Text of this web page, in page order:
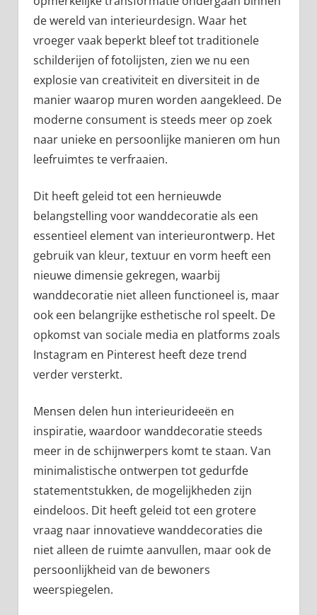
de wereld van interieurdesign. Waar het
vroeger vaak beperkt bleef tot traditionele
schilderijen of fotolijsten, zien we nu een
explosie van creativiteit en diversiteit in de
manier waarop muren worden aangekleed. De
moderne consument is steeds meer op zoek
naar unieke en persoonlijke manieren om hun
leefruimtes te verfraaien.
Dit heeft geleid tot een hernieuwde
belangstelling voor wanddecoratie als een
essentieel element van interieurontwerp. Het
gebruik van kleur, textuur en vorm heeft een
nieuwe dimensie gekregen, waarbij
wanddecoratie niet alleen functioneel is, maar
ook een belangrijke esthetische rol speelt. De
opkomst van sociale media en platforms zoals
Instagram en Pinterest heeft deze trend
verder versterkt.
Mensen delen hun interieurideeën en
inspiratie, waardoor wanddecoratie steeds
meer in de schijnwerpers komt te staan. Van
minimalistische ontwerpen tot gedurfde
statementstukken, de mogelijkheden zijn
eindeloos. Dit heeft geleid tot een grotere
vraag naar innovatieve wanddecoraties die
niet alleen de ruimte aanvullen, maar ook de
persoonlijkheid van de bewoners
weerspiegelen.